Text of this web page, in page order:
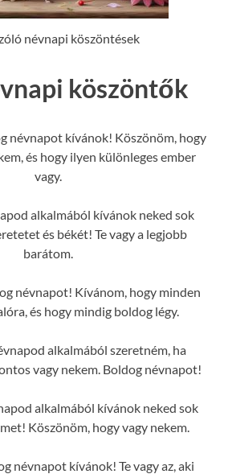
névnapi köszöntések
köszöntők
névnapot kívánok! Köszönöm, hogy
és hogy ilyen különleges ember
vagy.
alkalmából kívánok neked sok
és békét! Te vagy a legjobb
barátom.
névnapot! Kívánom, hogy minden
és hogy mindig boldog légy.
alkalmából szeretném, ha
vagy nekem. Boldog névnapot!
alkalmából kívánok neked sok
Köszönöm, hogy vagy nekem.
névnapot kívánok! Te vagy az, aki